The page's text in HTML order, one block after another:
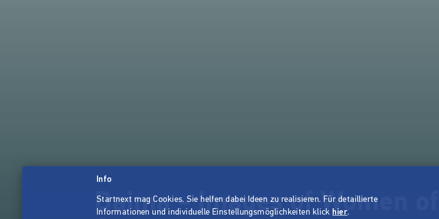
Daima - Images of Women of
Info
Startnext mag Cookies. Sie helfen dabei Ideen zu realisieren. Für detaillierte
Informationen und individuelle Einstellungsmöglichkeiten klick hier.